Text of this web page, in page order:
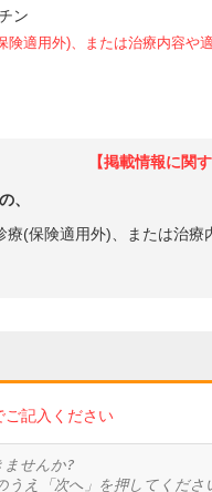
ン
険適用外)、または治療内容や
【掲載情報に関
、
療(保険適用外)、または治療
記入ください